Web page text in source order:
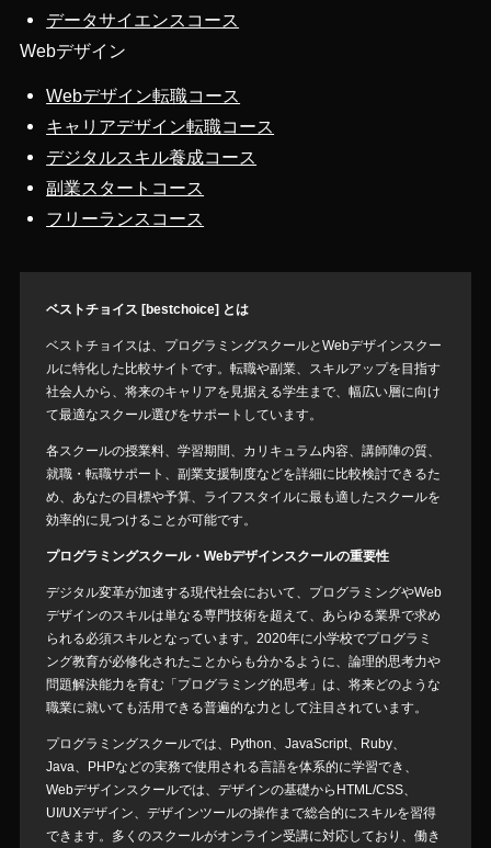
データサイエンスコース
Webデザイン
Webデザイン転職コース
キャリアデザイン転職コース
デジタルスキル養成コース
副業スタートコース
フリーランスコース
ベストチョイス [bestchoice] とは
ベストチョイスは、プログラミングスクールとWebデザインスクー
ルに特化した比較サイトです。転職や副業、スキルアップを目指す
社会人から、将来のキャリアを見据える学生まで、幅広い層に向け
て最適なスクール選びをサポートしています。
各スクールの授業料、学習期間、カリキュラム内容、講師陣の質、
就職・転職サポート、副業支援制度などを詳細に比較検討できるた
め、あなたの目標や予算、ライフスタイルに最も適したスクールを
効率的に見つけることが可能です。
プログラミングスクール・Webデザインスクールの重要性
デジタル変革が加速する現代社会において、プログラミングやWeb
デザインのスキルは単なる専門技術を超えて、あらゆる業界で求め
られる必須スキルとなっています。2020年に小学校でプログラミ
ング教育が必修化されたことからも分かるように、論理的思考力や
問題解決能力を育む「プログラミング的思考」は、将来どのような
職業に就いても活用できる普遍的な力として注目されています。
プログラミングスクールでは、Python、JavaScript、Ruby、
Java、PHPなどの実務で使用される言語を体系的に学習でき、
Webデザインスクールでは、デザインの基礎からHTML/CSS、
UI/UXデザイン、デザインツールの操作まで総合的にスキルを習得
できます。多くのスクールがオンライン受講に対応しており、働き